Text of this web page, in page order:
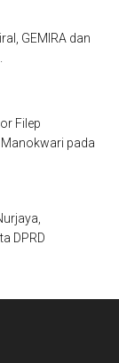
GEMIRA dan
Filep
pada
DPRD